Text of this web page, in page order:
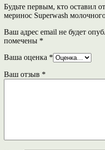
Будьте первым, кто оставил
меринос Superwash
Ваш адрес email не будет
помечены *
Ваша оценка *
Ваш отзыв *